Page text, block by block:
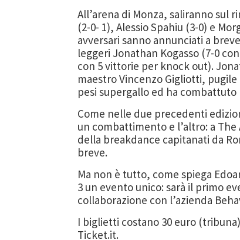
All’arena di Monza, saliranno sul
(2-0- 1), Alessio Spahiu (3-0) e
avversari sanno annunciati a
leggeri Jonathan Kogasso (7-0
con 5 vittorie per knock out).
maestro Vincenzo Gigliotti,
pesi supergallo ed ha
Come nelle due precedenti
un combattimento e l’altro: a
della breakdance capitanati da
breve.
Ma non è tutto, come spiega
3 un evento unico: sarà il primo
collaborazione con l’azienda
I biglietti costano 30 euro
Ticket.it.